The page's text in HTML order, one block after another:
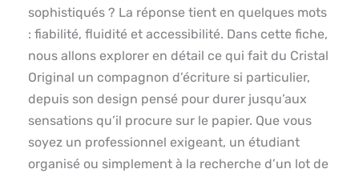
sophistiqués ? La réponse tient en quelques mots
: fiabilité, fluidité et accessibilité. Dans cette fiche,
nous allons explorer en détail ce qui fait du Cristal
Original un compagnon d’écriture si particulier,
depuis son design pensé pour durer jusqu’aux
sensations qu’il procure sur le papier. Que vous
soyez un professionnel exigeant, un étudiant
organisé ou simplement à la recherche d’un lot de